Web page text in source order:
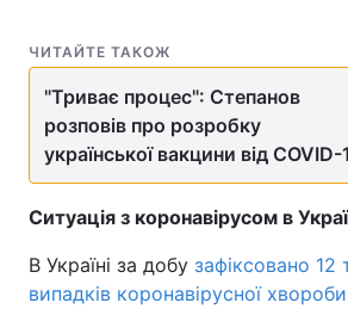
ЧИТАЙТЕ ТАКОЖ
"Триває процес": Степанов
розповів про розробку
української вакцини від COVID-
Ситуація з коронавірусом в
В Україні за добу зафіксовано
випадків коронавірусної